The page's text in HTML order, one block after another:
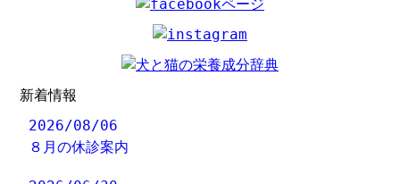
新着情報
2026/08/06
８月の休診案内